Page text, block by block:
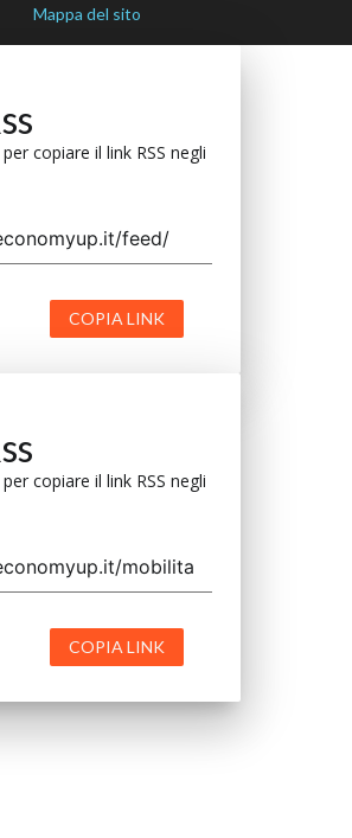
Mappa del sito
copiare il link RSS negli
COPIA LINK
copiare il link RSS negli
COPIA LINK